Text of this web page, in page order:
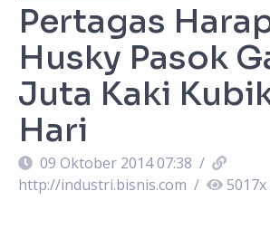
Pertagas
Husky Pasok
Juta Kaki
Hari
09 Oktober 2014 07:38 /
http://industri.bisnis.com / 5017